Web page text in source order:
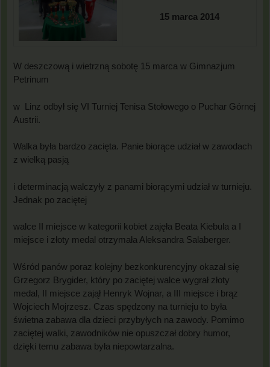
15 marca 2014
W deszczową i wietrzną sobotę 15 marca w Gimnazjum
Petrinum
w Linz odbył się VI Turniej Tenisa Stołowego o Puchar Górnej
Austrii.
Walka była bardzo zacięta. Panie biorące udział w zawodach
z wielką pasją
i determinacją walczyły z panami biorącymi udział w turnieju.
Jednak po zaciętej
walce II miejsce w kategorii kobiet zajęła Beata Kiebula a I
miejsce i złoty medal otrzymała Aleksandra Salaberger.
Wśród panów poraz kolejny bezkonkurencyjny okazał się
Grzegorz Brygider, który po zaciętej walce wygrał złoty
medal, II miejsce zajął Henryk Wojnar, a III miejsce i brąz
Wojciech Mojrzesz. Czas spędzony na turnieju to była
świetna zabawa dla dzieci przybyłych na zawody. Pomimo
zaciętej walki, zawodników nie opuszczał dobry humor,
dzięki temu zabawa była niepowtarzalna.